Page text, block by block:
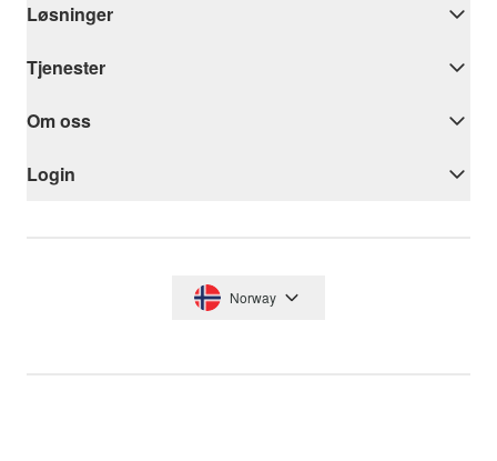
Løsninger
Tjenester
Om oss
Login
Norway